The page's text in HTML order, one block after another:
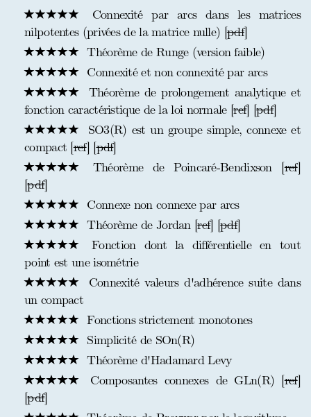
Connexité par arcs dans les matrices
nilpotentes (privées de la matrice nulle) [pdf]
Théorème de Runge (version faible)
Connexité et non connexité par arcs
Théorème de prolongement analytique et
fonction caractéristique de la loi normale [ref] [pdf]
SO3(R) est un groupe simple, connexe et
compact [ref] [pdf]
Théorème de Poincaré-Bendixson [ref]
[pdf]
Connexe non connexe par arcs
Théorème de Jordan [ref] [pdf]
Fonction dont la différentielle en tout
point est une isométrie
Connexité valeurs d'adhérence suite dans
un compact
Fonctions strictement monotones
Simplicité de SOn(R)
Théorème d'Hadamard Levy
Composantes connexes de GLn(R) [ref]
[pdf]